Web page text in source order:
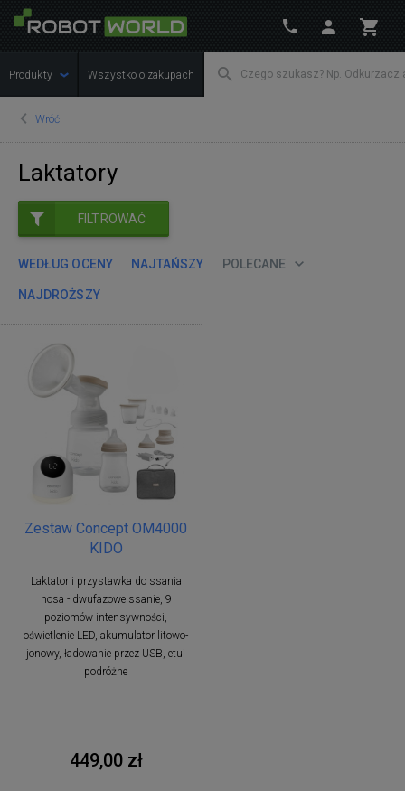
Produkty Wszystko o zakupach
Wróć
Laktatory
FILTROWAĆ
WEDŁUG OCENY NAJTAŃSZY POLECANE
NAJDROŻSZY
Zestaw Concept OM4000
KIDO
Laktator i przystawka do ssania
nosa - dwufazowe ssanie, 9
poziomów intensywności,
oświetlenie LED, akumulator litowo-
jonowy, ładowanie przez USB, etui
podróżne
449,00 zł